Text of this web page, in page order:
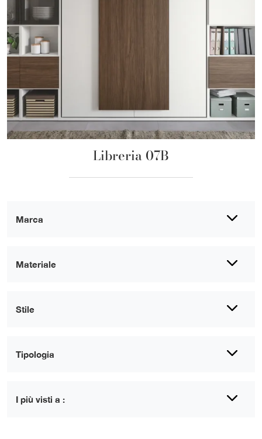
Marca
Materiale
Stile
Tipologia
I più visti a :
Libreria 07B